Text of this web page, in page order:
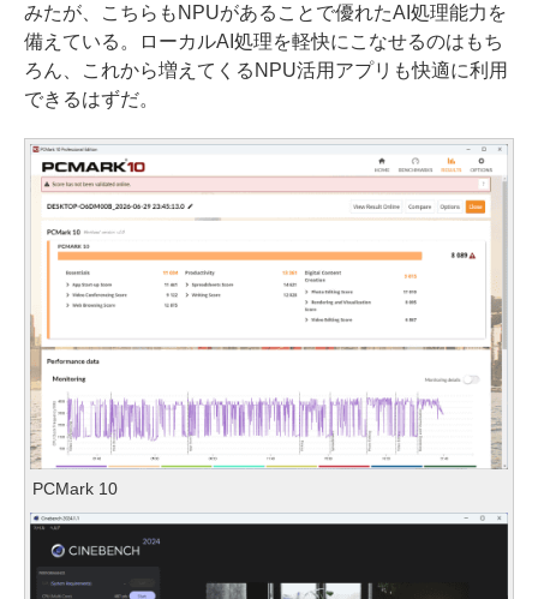
みたが、こちらもNPUがあることで優れたAI処理能力を
備えている。ローカルAI処理を軽快にこなせるのはもち
ろん、これから増えてくるNPU活用アプリも快適に利用
できるはずだ。
PCMark 10